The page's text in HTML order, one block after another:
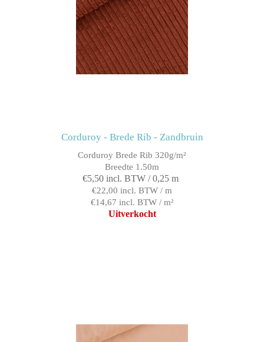
Corduroy - Brede Rib - Zandbruin
Corduroy Brede Rib 320g/m²
Breedte 1.50m
€5,50 incl. BTW / 0,25 m
€22,00 incl. BTW / m
€14,67 incl. BTW / m²
Uitverkocht